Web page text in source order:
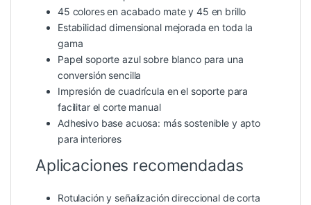
45 colores en acabado mate y 45 en brillo
Estabilidad dimensional mejorada en toda la
gama
Papel soporte azul sobre blanco para una
conversión sencilla
Impresión de cuadrícula en el soporte para
facilitar el corte manual
Adhesivo base acuosa: más sostenible y apto
para interiores
Aplicaciones recomendadas
Rotulación y señalización direccional de corta